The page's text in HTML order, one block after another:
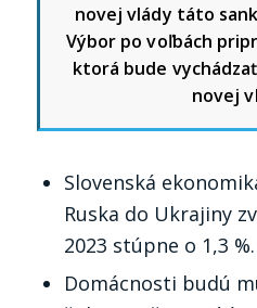
novej vlády táto
Výbor po voľbách
ktorá bude
novej
Slovenská
Ruska do Ukrajiny
2023 stúpne o 1,3 %.
Domácnosti budú